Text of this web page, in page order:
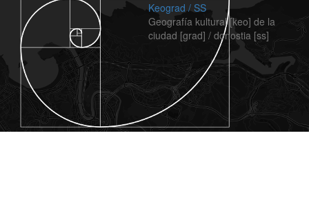
Keograd / SS
Geografía kultural [keo] de la
ciudad [grad] / donostia [ss]